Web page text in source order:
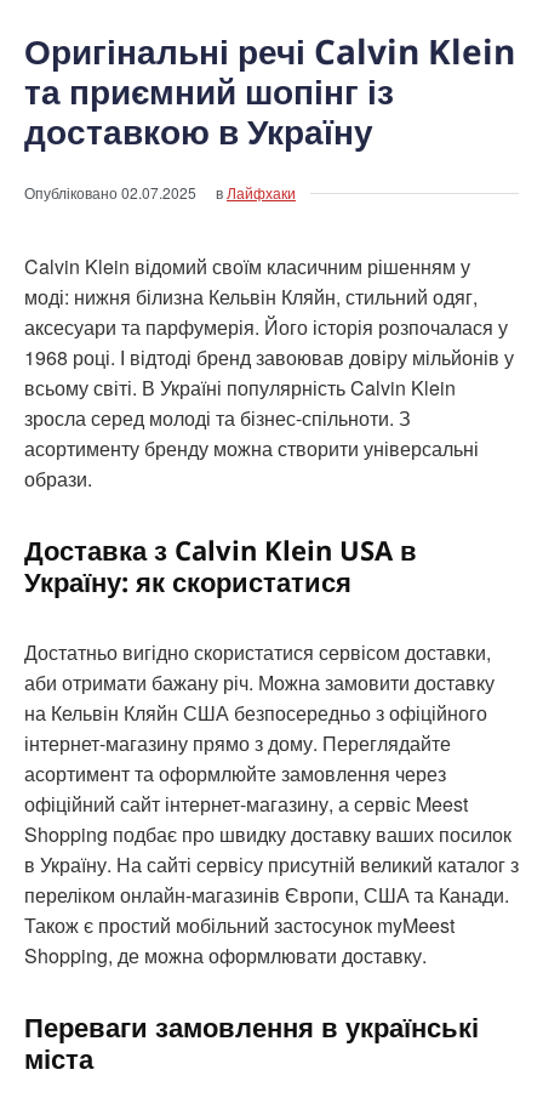
Оригінальні речі Calvin Klein
та приємний шопінг із
доставкою в Україну
Опубліковано02.07.2025 в Лайфхаки
Calvin Klein відомий своїм класичним рішенням у
моді: нижня білизна Кельвін Кляйн, стильний одяг,
аксесуари та парфумерія. Його історія розпочалася у
1968 році. І відтоді бренд завоював довіру мільйонів у
всьому світі. В Україні популярність Calvin Klein
зросла серед молоді та бізнес-спільноти. З
асортименту бренду можна створити універсальні
образи.
Доставка з Calvin Klein USA в
Україну: як скористатися
Достатньо вигідно скористатися сервісом доставки,
аби отримати бажану річ. Можна замовити доставку
на Кельвін Кляйн США безпосередньо з офіційного
інтернет-магазину прямо з дому. Переглядайте
асортимент та оформлюйте замовлення через
офіційний сайт інтернет-магазину, а сервіс Meest
Shopping подбає про швидку доставку ваших посилок
в Україну. На сайті сервісу присутній великий каталог з
переліком онлайн-магазинів Європи, США та Канади.
Також є простий мобільний застосунок myMeest
Shopping, де можна оформлювати доставку.
Переваги замовлення в українські
міста